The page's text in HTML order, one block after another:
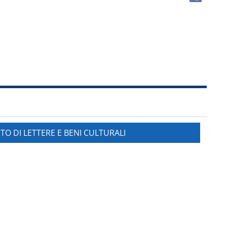
DI LETTERE E BENI CULTURALI